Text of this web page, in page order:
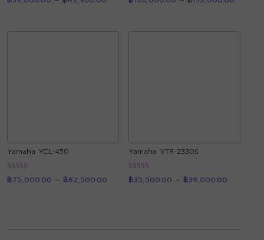
4.91
4.89
Yamaha YCL-450
ให้คะแนน
4.88
฿75,000.00 – ฿82,500.00 range:
Yamaha YTR-2330S
ให้คะแนน
4.89
฿35,500.00 – ฿39,000.00range: